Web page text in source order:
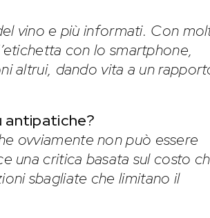
vino e più informati. Con
con lo smartphone,
altrui, dando vita a un
antipatiche?
ovviamente non può essere
una critica basata sul costo
sbagliate che limitano il